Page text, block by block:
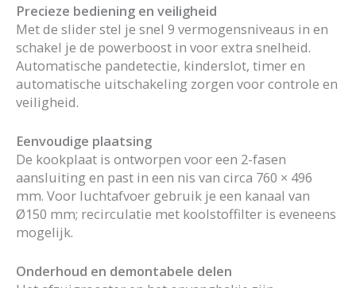
Precieze bediening en veiligheid
Met de slider stel je snel 9 vermogensniveaus in en
schakel je de powerboost in voor extra snelheid.
Automatische pandetectie, kinderslot, timer en
automatische uitschakeling zorgen voor controle en
veiligheid.
Eenvoudige plaatsing
De kookplaat is ontworpen voor een 2-fasen
aansluiting en past in een nis van circa 760 × 496
mm. Voor luchtafvoer gebruik je een kanaal van
Ø150 mm; recirculatie met koolstoffilter is eveneens
mogelijk.
Onderhoud en demontabele delen